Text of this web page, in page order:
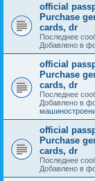
official
Purchase
cards, dr
Последнее
Добавлено в
official
Purchase
cards, dr
Последнее
Добавлено в
official
Purchase
cards, dr
Последнее
Добавлено в